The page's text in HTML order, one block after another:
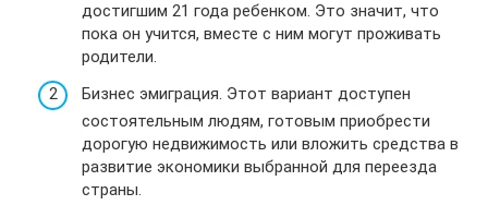
достигшим 21 года ребенком. Это значит, что
пока он учится, вместе с ним могут проживать
родители.
Бизнес эмиграция. Этот вариант доступен
состоятельным людям, готовым приобрести
дорогую недвижимость или вложить средства в
развитие экономики выбранной для переезда
страны.